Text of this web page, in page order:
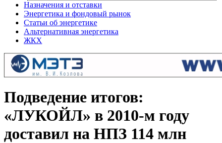
Назначения и отставки
Энергетика и фондовый рынок
Статьи об энергетике
Альтернативная энергетика
ЖКХ
Подведение итогов:
«ЛУКОЙЛ» в 2010-м году
доставил на НПЗ 114 млн